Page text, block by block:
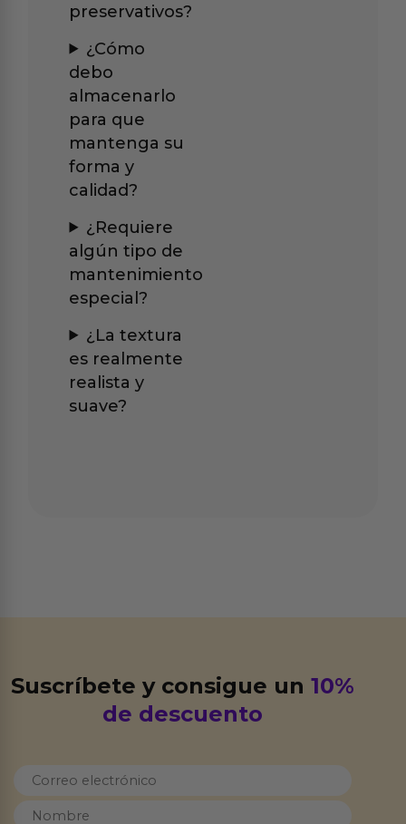
preservativos?
¿Cómo
debo
almacenarlo
para que
mantenga su
forma y
calidad?
¿Requiere
algún tipo de
mantenimiento
especial?
¿La textura
es realmente
realista y
suave?
Suscríbete y consigue un10%
de descuento